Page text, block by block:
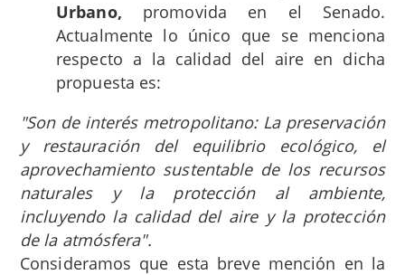
Urbano, promovida en el Senado.
Actualmente lo único que se menciona
respecto a la calidad del aire en dicha
propuesta es:
"Son de interés metropolitano: La preservación
y restauración del equilibrio ecológico, el
aprovechamiento sustentable de los recursos
naturales y la protección al ambiente,
incluyendo la calidad del aire y la protección
de la atmósfera".
Consideramos que esta breve mención en la